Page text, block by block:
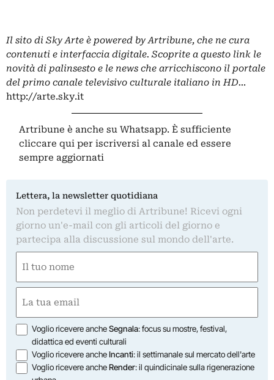
Il sito di Sky Arte è powered by Artribune, che ne cura
contenuti e interfaccia digitale. Scoprite a questo link le
novità di palinsesto e le news che arricchiscono il portale
del primo canale televisivo culturale italiano in HD…
http://arte.sky.it
Artribune è anche su Whatsapp. È sufficiente
cliccare qui per iscriversi al canale ed essere
sempre aggiornati
Lettera, la newsletter quotidiana
Non perdetevi il meglio di Artribune! Ricevi ogni
giorno un'e-mail con gli articoli del giorno e
partecipa alla discussione sul mondo dell'arte.
(Required)
First
(Required)
Opzioni
Voglio ricevere ancheSegnala: focus su mostre, festival,
didattica ed eventi culturali
Voglio ricevere ancheIncanti: il settimanale sul mercato dell'arte
Voglio ricevere ancheRender: il quindicinale sulla rigenerazione